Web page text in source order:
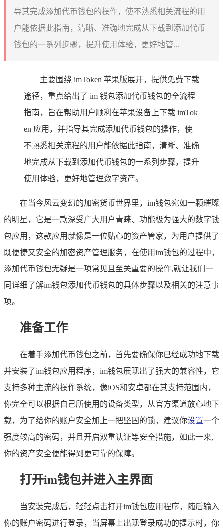
导其完成添加代币钱包的操作，使不熟悉相关流程的用
户能依据此指南，清晰、准确地完成从下载到添加代币
钱包的一系列步骤，提升使用体验，更好地管...
主要围绕 imToken 苹果版展开，提供免费下载
途径，重点给出了 im 钱包添加代币钱包的全流程
指南，旨在帮助用户顺利在苹果设备上下载 imTok
en 应用，并指导其完成添加代币钱包的操作，使
不熟悉相关流程的用户能依据此指南，清晰、准确
地完成从下载到添加代币钱包的一系列步骤，提升
使用体验，更好地管理数字资产。
在当今风云变幻的加密货币世界里，im钱包宛如一颗璀璨
的明星，它是一款深受广大用户青睐、功能极为强大的数字钱
包应用，这款应用就像是一位贴心的资产管家，为用户提供了
既便捷又安全的加密资产管理服务，在使用im钱包的过程中，
添加代币钱包无疑是一项常见且至关重要的操作,就让我们一
同详细了解im钱包添加代币钱包的具体步骤以及相关的注意事
项。
准备工作
在着手添加代币钱包之前，首先要确保你已经成功地下载
并安装了im钱包应用程序，im钱包展现出了强大的兼容性，它
支持多种主流的操作系统，像iOS和安卓都在其支持范围内，
你完全可以根据自己所使用的设备类型，从官方渠道放心地下
载，为了给你的账户安全加上一把坚固的锁，建议你设置一个
强度较高的密码，并且开启双重认证等安全措施，如此一来,
你的资产安全便能得到更可靠的保障。
打开im钱包并进入主界面
当安装完成后，轻轻点击打开im钱包应用程序，随后输入
你的账户密码进行登录，当屏幕上出现登录成功的提示时，你